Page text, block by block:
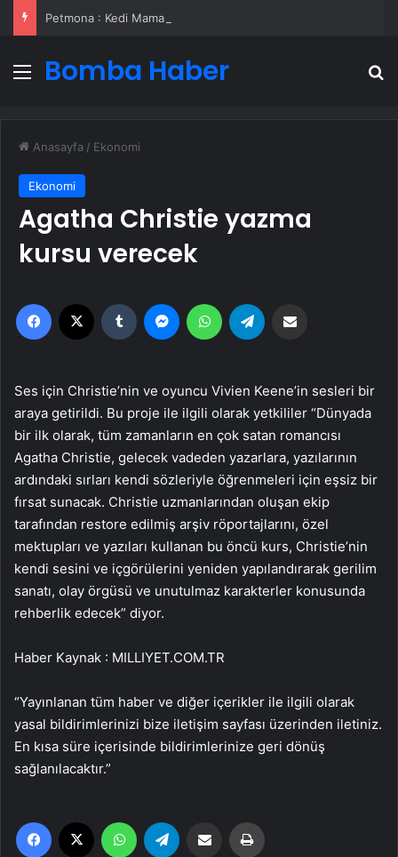
Menü
Bomba Haber
Anasayfa / Ekonomi
Ekonomi
Agatha Christie yazma
kursu verecek
Facebook Tumblr MessengerWhatsApp
Ses için Christie’nin ve oyuncu Vivien Keene’in sesleri bir
araya getirildi. Bu proje ile ilgili olarak yetkililer “Dünyada
bir ilk olarak, tüm zamanların en çok satan romancısı
Agatha Christie, gelecek vadeden yazarlara, yazılarının
ardındaki sırları kendi sözleriyle öğrenmeleri için eşsiz bir
fırsat sunacak. Christie uzmanlarından oluşan ekip
tarafından restore edilmiş arşiv röportajlarını, özel
mektupları ve yazıları kullanan bu öncü kurs, Christie’nin
kendi sesini ve içgörülerini yeniden yapılandırarak gerilim
sanatı, olay örgüsü ve unutulmaz karakterler konusunda
rehberlik edecek” diyor.
Haber Kaynak : MILLIYET.COM.TR
“Yayınlanan tüm haber ve diğer içerikler ile ilgili olarak
yasal bildirimlerinizi bize iletişim sayfası üzerinden iletiniz.
En kısa süre içerisinde bildirimlerinize geri dönüş
sağlanılacaktır.”
Facebook WhatsApp Email'den paylaş